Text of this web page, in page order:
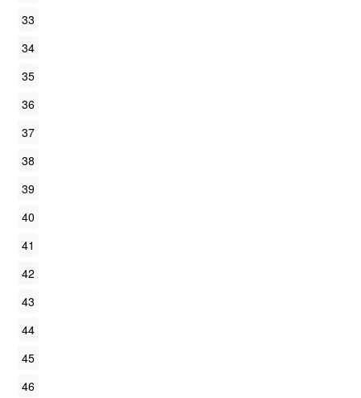
33
34
35
36
37
38
39
40
41
42
43
44
45
46